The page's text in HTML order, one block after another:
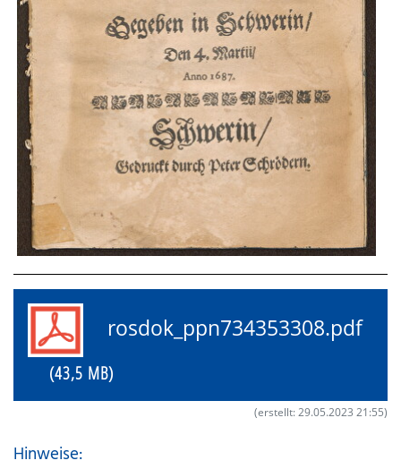
rosdok_ppn734353308.pdf
(43,5 MB)
(erstellt: 29.05.2023 21:55)
Hinweise: